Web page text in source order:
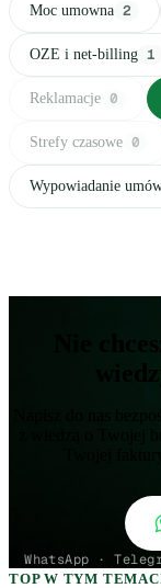
Moc umowna 2
OZE i net-billing 1
Reklamacje 0
Strefy czasowe 0
Wypowiadanie
Nie
Napisz do nas
z wiedzą o Twojej
Twojej
WhatsApp ·
TOP W TYM